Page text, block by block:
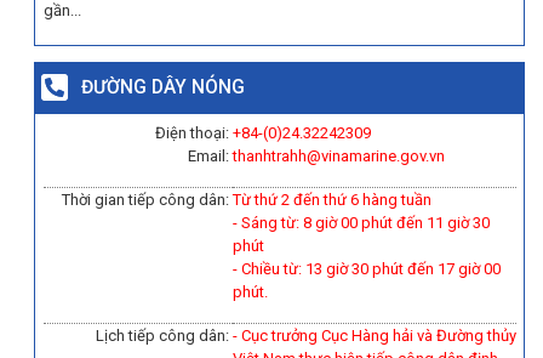
gần...
ĐƯỜNG DÂY NÓNG
Điện thoại:
Email:
+84-(0)24.32242309
thanhtrahh@vinamarine.gov.vn
Thời gian tiếp công dân:Từ thứ 2 đến thứ 6 hàng tuần
- Sáng từ: 8 giờ 00 phút đến 11 giờ 30
phút
- Chiều từ: 13 giờ 30 phút đến 17 giờ 00
phút.
Lịch tiếp công dân: - Cục trưởng Cục Hàng hải và Đường thủy